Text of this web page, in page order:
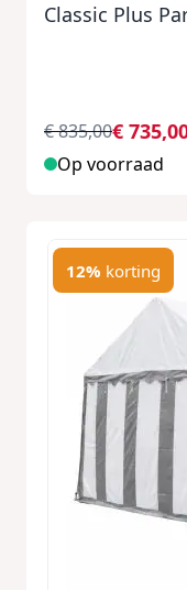
Classic Plus
€
€ 835,00
Op voorraad
12% korting